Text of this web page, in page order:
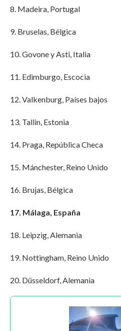
8. Madeira, Portugal
9. Bruselas, Bélgica
10. Govone y Asti, Italia
11. Edimburgo, Escocia
12. Valkenburg, Países bajos
13. Tallin, Estonia
14. Praga, República Checa
15. Mánchester, Reino Unido
16. Brujas, Bélgica
17. Málaga, España
18. Leipzig, Alemania
19. Nottingham, Reino Unido
20. Düsseldorf, Alemania